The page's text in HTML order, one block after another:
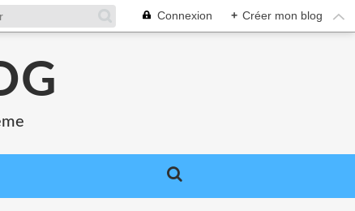
Connexion + Créer mon blog